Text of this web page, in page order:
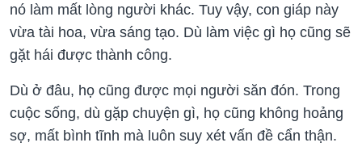
nó làm mất lòng người khác. Tuy vậy, con giáp này
vừa tài hoa, vừa sáng tạo. Dù làm việc gì họ cũng sẽ
gặt hái được thành công.
Dù ở đâu, họ cũng được mọi người săn đón. Trong
cuộc sống, dù gặp chuyện gì, họ cũng không hoảng
sợ, mất bình tĩnh mà luôn suy xét vấn đề cẩn thận.